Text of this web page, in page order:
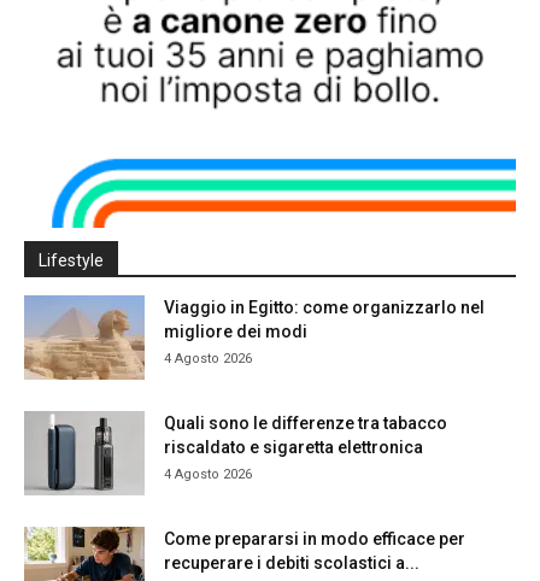
Lifestyle
Viaggio in Egitto: come organizzarlo nel
migliore dei modi
4 Agosto 2026
Quali sono le differenze tra tabacco
riscaldato e sigaretta elettronica
4 Agosto 2026
Come prepararsi in modo efficace per
recuperare i debiti scolastici a...